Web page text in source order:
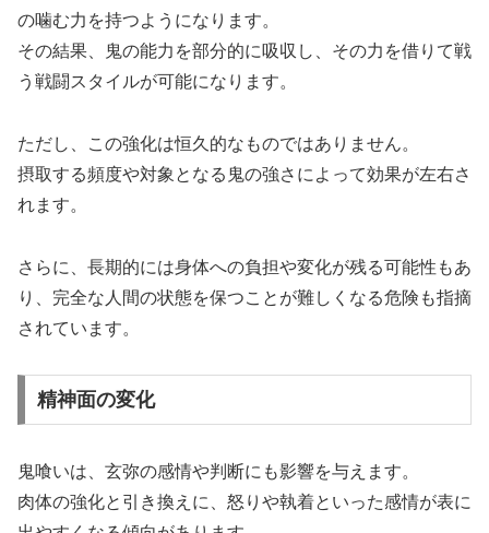
の噛む力を持つようになります。
その結果、鬼の能力を部分的に吸収し、その力を借りて戦
う戦闘スタイルが可能になります。
ただし、この強化は恒久的なものではありません。
摂取する頻度や対象となる鬼の強さによって効果が左右さ
れます。
さらに、長期的には身体への負担や変化が残る可能性もあ
り、完全な人間の状態を保つことが難しくなる危険も指摘
されています。
精神面の変化
鬼喰いは、玄弥の感情や判断にも影響を与えます。
肉体の強化と引き換えに、怒りや執着といった感情が表に